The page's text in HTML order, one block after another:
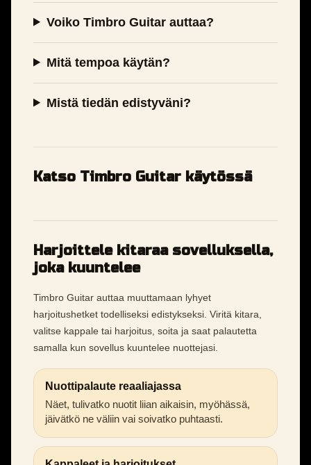
Voiko Timbro Guitar auttaa?
Mitä tempoa käytän?
Mistä tiedän edistyväni?
Katso Timbro Guitar käytössä
Harjoittele kitaraa sovelluksella,
joka kuuntelee
Timbro Guitar auttaa muuttamaan lyhyet
harjoitushetket todelliseksi edistykseksi. Viritä kitara,
valitse kappale tai harjoitus, soita ja saat palautetta
samalla kun sovellus kuuntelee nuottejasi.
Nuottipalaute reaaliajassa
Näet, tulivatko nuotit liian aikaisin, myöhässä,
jäivätkö ne väliin vai soivatko puhtaasti.